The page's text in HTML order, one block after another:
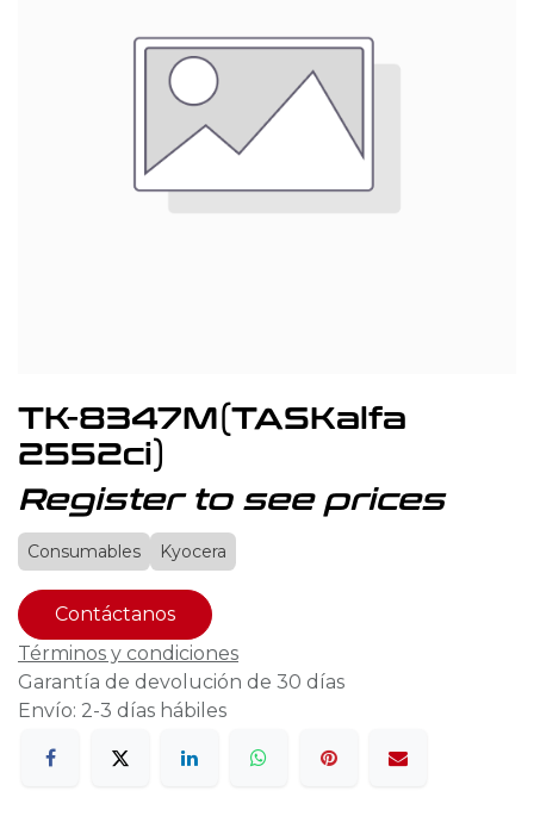
TK-8347M(TASKalfa
2552ci)
Register to see prices
Consumables Kyocera
Contáctanos
Términos y condiciones
Garantía de devolución de 30 días
Envío: 2-3 días hábiles